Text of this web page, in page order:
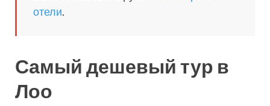
отели.
Самый дешевый тур в
Лоо